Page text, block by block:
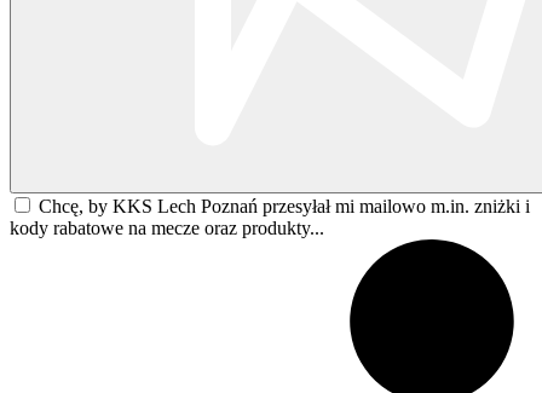
Chcę, by KKS Lech Poznań przesyłał mi mailowo m.in. zniżki i
kody rabatowe na mecze oraz produkty...